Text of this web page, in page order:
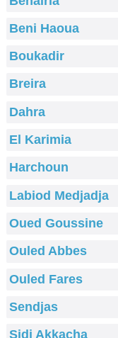
Beni Haoua
Boukadir
Breira
Dahra
El Karimia
Harchoun
Labiod Medjadja
Oued Goussine
Ouled Abbes
Ouled Fares
Sendjas
Sidi Akkacha